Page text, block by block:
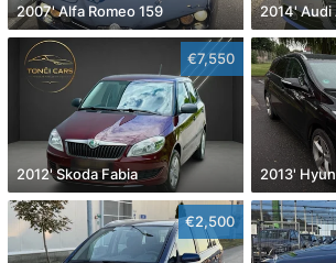
2007' Alfa Romeo 159 2014' Audi
€7,550
2012' Skoda Fabia 2013'
€2,500